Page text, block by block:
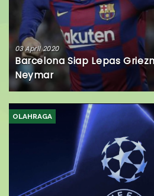
03 April 2020
Barcelona Siap Lepas
Neymar
OLAHRAGA